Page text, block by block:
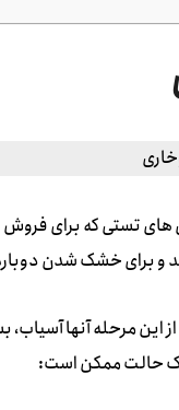
تستی که برای فروش
و برای خشک شدن
این مرحله آنها آسیاب،
یک حالت ممکن است: